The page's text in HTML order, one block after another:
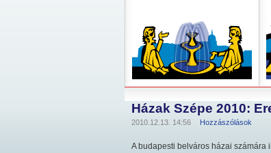
Házak Szépe 2010:
2010.12.13. 14:56 Hozzászólások
A budapesti belváros házai számára